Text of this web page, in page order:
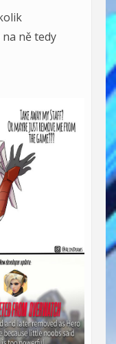
na ně tedy